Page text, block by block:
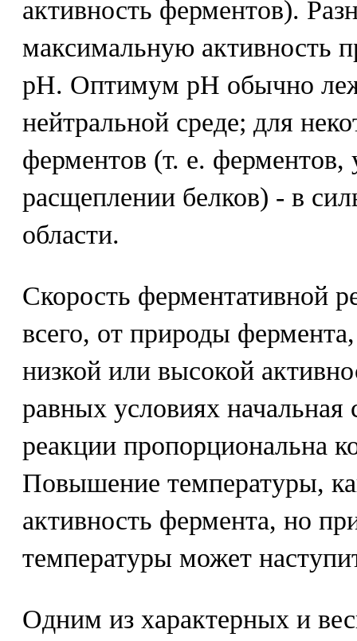
активность ферментов).
максимальную активность
рН. Оптимум рН обычно
нейтральной среде; для
ферментов (т. е.
расщеплении белков) - в
области.
Скорость ферментативной
всего, от природы
низкой или высокой
равных условиях начальная
реакции пропорциональна
Повышение температуры,
активность фермента, но
температуры может
Одним из характерных и